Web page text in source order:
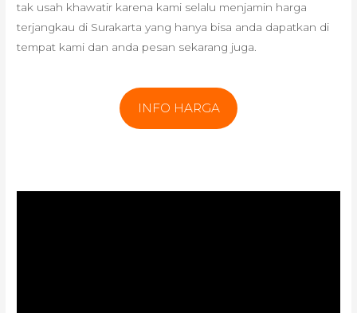
tak usah khawatir karena kami selalu menjamin harga
terjangkau di Surakarta yang hanya bisa anda dapatkan di
tempat kami dan anda pesan sekarang juga.
INFO HARGA